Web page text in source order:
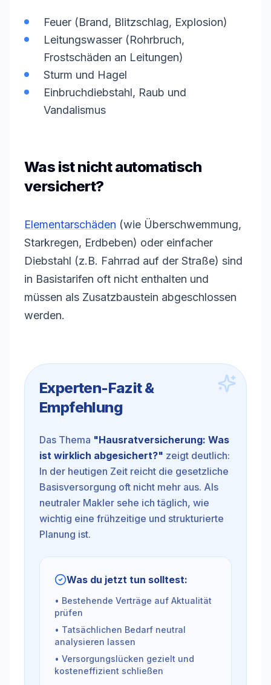
Feuer (Brand, Blitzschlag, Explosion)
Leitungswasser (Rohrbruch,
Frostschäden an Leitungen)
Sturm und Hagel
Einbruchdiebstahl, Raub und
Vandalismus
Was ist nicht automatisch
versichert?
Elementarschäden (wie Überschwemmung,
Starkregen, Erdbeben) oder einfacher
Diebstahl (z.B. Fahrrad auf der Straße) sind
in Basistarifen oft nicht enthalten und
müssen als Zusatzbaustein abgeschlossen
werden.
Experten-Fazit &
Empfehlung
Das Thema "Hausratversicherung: Was
ist wirklich abgesichert?" zeigt deutlich:
In der heutigen Zeit reicht die gesetzliche
Basisversorgung oft nicht mehr aus. Als
neutraler Makler sehe ich täglich, wie
wichtig eine frühzeitige und strukturierte
Planung ist.
Was du jetzt tun solltest:
• Bestehende Verträge auf Aktualität
prüfen
• Tatsächlichen Bedarf neutral
analysieren lassen
• Versorgungslücken gezielt und
kosteneffizient schließen